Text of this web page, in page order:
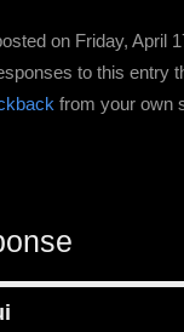
on Friday, April
to this entry
from your own